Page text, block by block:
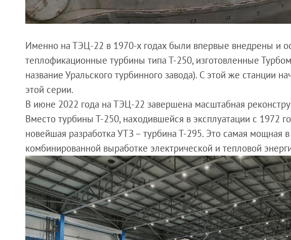
Именно на ТЭЦ-22 в 1970-х годах были впервые внедрены и
теплофикационные турбины типа Т-250, изготовленные
название Уральского турбинного завода). С этой же станции
этой серии.
В июне 2022 года на ТЭЦ-22 завершена масштабная
Вместо турбины Т-250, находившейся в эксплуатации с 1972
новейшая разработка УТЗ – турбина Т-295. Это самая мощная
комбинированной выработке электрической и тепловой